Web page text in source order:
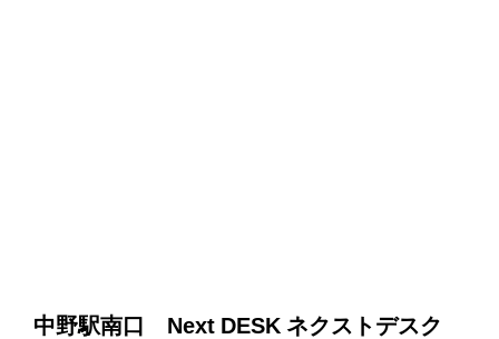
中野駅南口 Next DESK ネクストデスク